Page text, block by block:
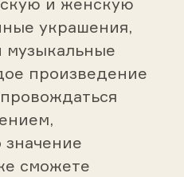
украшения,
музыкальные
произведение
сможете